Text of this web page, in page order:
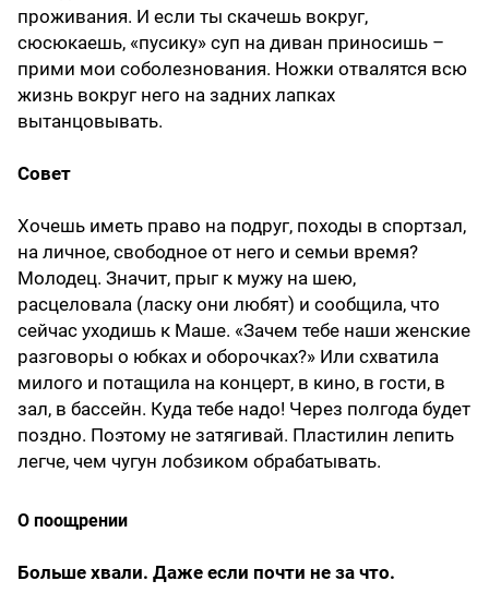
проживания. И если ты скачешь вокруг,
сюсюкаешь, «пусику» суп на диван приносишь –
прими мои соболезнования. Ножки отвалятся всю
жизнь вокруг него на задних лапках
вытанцовывать.
Совет
Хочешь иметь право на подруг, походы в спортзал,
на личное, свободное от него и семьи время?
Молодец. Значит, прыг к мужу на шею,
расцеловала (ласку они любят) и сообщила, что
сейчас уходишь к Маше. «Зачем тебе наши женские
разговоры о юбках и оборочках?» Или схватила
милого и потащила на концерт, в кино, в гости, в
зал, в бассейн. Куда тебе надо! Через полгода будет
поздно. Поэтому не затягивай. Пластилин лепить
легче, чем чугун лобзиком обрабатывать.
О поощрении
Больше хвали. Даже если почти не за что.